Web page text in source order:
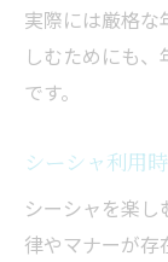
実際には厳格な
しむためにも
です。
シーシャ利用
シーシャを楽
律やマナーが存